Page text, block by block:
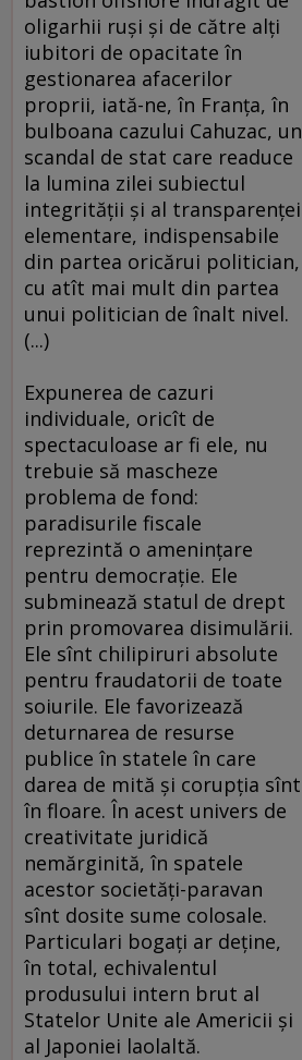
oligarhii ruşi şi de către alţi
iubitori de opacitate în
gestionarea afacerilor
proprii, iată-ne, în Franţa, în
bulboana cazului Cahuzac, un
scandal de stat care readuce
la lumina zilei subiectul
integrităţii şi al transparenţei
elementare, indispensabile
din partea oricărui politician,
cu atît mai mult din partea
unui politician de înalt nivel.
(...)
Expunerea de cazuri
individuale, oricît de
spectaculoase ar fi ele, nu
trebuie să mascheze
problema de fond:
paradisurile fiscale
reprezintă o ameninţare
pentru democraţie. Ele
subminează statul de drept
prin promovarea disimulării.
Ele sînt chilipiruri absolute
pentru fraudatorii de toate
soiurile. Ele favorizează
deturnarea de resurse
publice în statele în care
darea de mită şi corupţia sînt
în floare. În acest univers de
creativitate juridică
nemărginită, în spatele
acestor societăţi-paravan
sînt dosite sume colosale.
Particulari bogaţi ar deţine,
în total, echivalentul
produsului intern brut al
Statelor Unite ale Americii şi
al Japoniei laolaltă.